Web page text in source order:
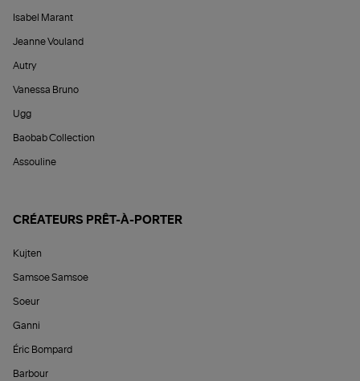
Isabel Marant
Jeanne Vouland
Autry
Vanessa Bruno
Ugg
Baobab Collection
Assouline
CRÉATEURS PRÊT-À-PORTER
Kujten
Samsoe Samsoe
Soeur
Ganni
Éric Bompard
Barbour